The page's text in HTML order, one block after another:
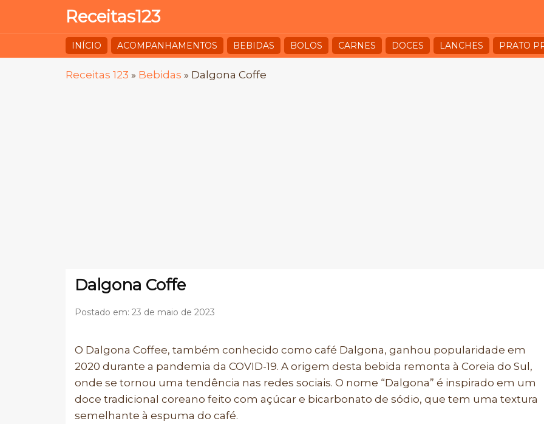
Receitas123
INÍCIO ACOMPANHAMENTOS BEBIDAS BOLOS CARNES DOCES LANCHES PRATO
Receitas 123 » Bebidas » Dalgona Coffe
Dalgona Coffe
Postado em: 23 de maio de 2023
O Dalgona Coffee, também conhecido como café Dalgona, ganhou popularidade em
2020 durante a pandemia da COVID-19. A origem desta bebida remonta à Coreia do Sul,
onde se tornou uma tendência nas redes sociais. O nome “Dalgona” é inspirado em um
doce tradicional coreano feito com açúcar e bicarbonato de sódio, que tem uma textura
semelhante à espuma do café.